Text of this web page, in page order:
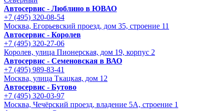
Автосервис - Люблино в ЮВАО
+7 (495) 320-08-54
Москва, Егорьевский проезд, дом 35, строение 11
Автосервис - Королев
+7 (495) 320-27-06
Королев, улица Пионерская, дом 19, корпус 2
Автосервис - Семеновская в ВАО
+7 (495) 989-83-41
Москва, улица Ткацкая, дом 12
Автосервис - Бутово
+7 (495) 320-03-97
Москва, Чечёрский проезд, владение 5А, строение 1